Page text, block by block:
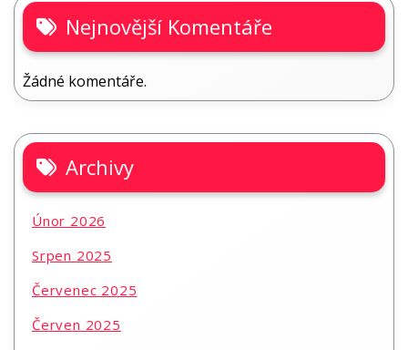
Nejnovější Komentáře
Žádné komentáře.
Archivy
Únor 2026
Srpen 2025
Červenec 2025
Červen 2025